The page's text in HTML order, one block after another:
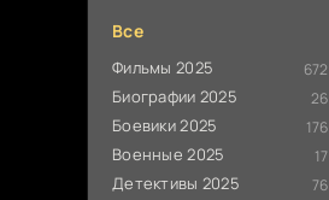
Все
Фильмы 2025 672
Биографии 2025 26
Боевики 2025 176
Военные 2025 17
Детективы 2025 76